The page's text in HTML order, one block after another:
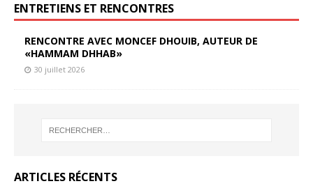
ENTRETIENS ET RENCONTRES
RENCONTRE AVEC MONCEF DHOUIB, AUTEUR DE
«HAMMAM DHHAB»
30 juillet 2026
ARTICLES RÉCENTS